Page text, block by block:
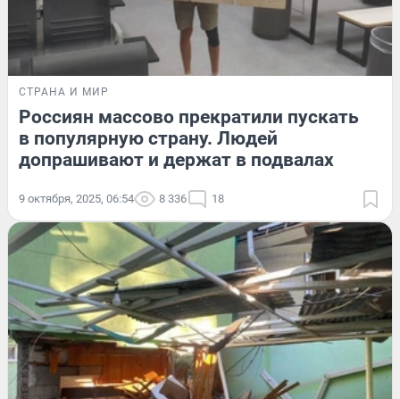
СТРАНА И МИР
Россиян массово прекратили пускать
в популярную страну. Людей
допрашивают и держат в подвалах
9 октября, 2025, 06:54 8 336 18